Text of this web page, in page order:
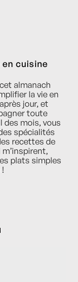
en cuisine
almanach
la vie en
jour, et
toute
des mois, vous
spécialités
recettes de
plats simples